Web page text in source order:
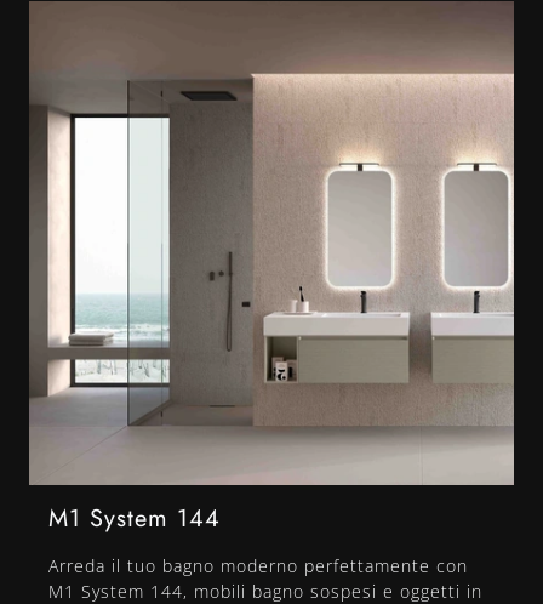
M1 System 144
Arreda il tuo bagno moderno perfettamente con
M1 System 144, mobili bagno sospesi e oggetti in